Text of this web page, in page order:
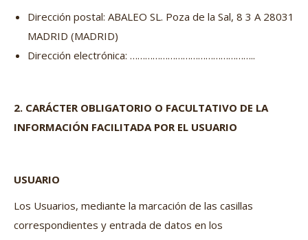
Dirección postal: ABALEO SL. Poza de la Sal, 8 3 A 28031
MADRID (MADRID)
Dirección electrónica: …………………………………………..
2. CARÁCTER OBLIGATORIO O FACULTATIVO DE LA
INFORMACIÓN FACILITADA POR EL USUARIO
USUARIO
Los Usuarios, mediante la marcación de las casillas
correspondientes y entrada de datos en los